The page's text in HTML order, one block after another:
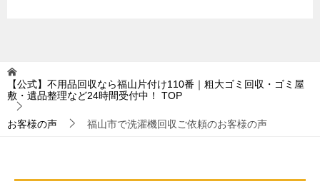
【公式】不用品回収なら福山片付け110番｜粗大ゴミ回収・ゴミ屋
敷・遺品整理など24時間受付中！
TOP
お客様の声 福山市で洗濯機回収ご依頼のお客様の声